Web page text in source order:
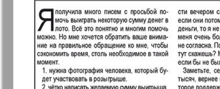
1
19
25
Partner Partner-
Telegraf